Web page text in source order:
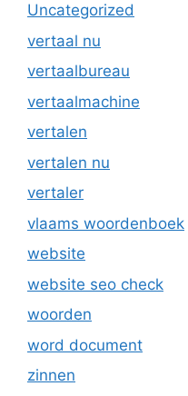
Uncategorized
vertaal nu
vertaalbureau
vertaalmachine
vertalen
vertalen nu
vertaler
vlaams woordenboek
website
website seo check
woorden
word document
zinnen